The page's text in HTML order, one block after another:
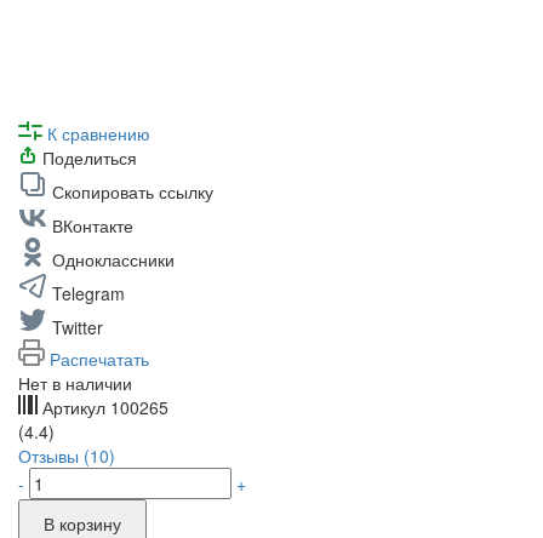
К сравнению
Поделиться
Скопировать ссылку
ВКонтакте
Одноклассники
Telegram
Twitter
Распечатать
Нет в наличии
Артикул 100265
(4.4)
Отзывы (10)
-
+
В корзину